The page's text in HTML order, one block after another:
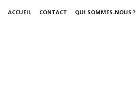
ACCUEIL CONTACT
QUI SOMMES-NOUS ?